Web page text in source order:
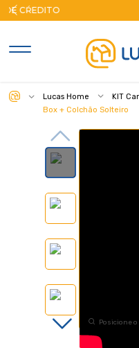
10%
Lucas Home
KIT
Box + Colchão Solteiro
Posicione